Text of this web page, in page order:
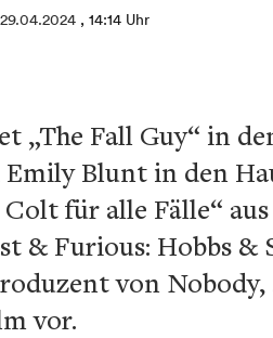
29.04.2024 , 14:14 Uhr
„The Fall Guy“ in
Emily Blunt in den
für alle Fälle“
& Furious: Hobbs
von
vor.